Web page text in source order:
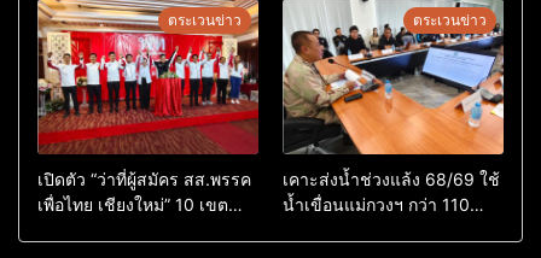
ตระเวนข่าว
เปิดตัว “ว่าที่ผู้สมัคร สส.พรรค
เพื่อไทย เชียงใหม่” 10 เขต
ตระเวนข่าว
เคาะส่งน้ำช่วงแล้ง 68/69 ใช้
น้ำเขื่อนแม่กวงฯ กว่า 110